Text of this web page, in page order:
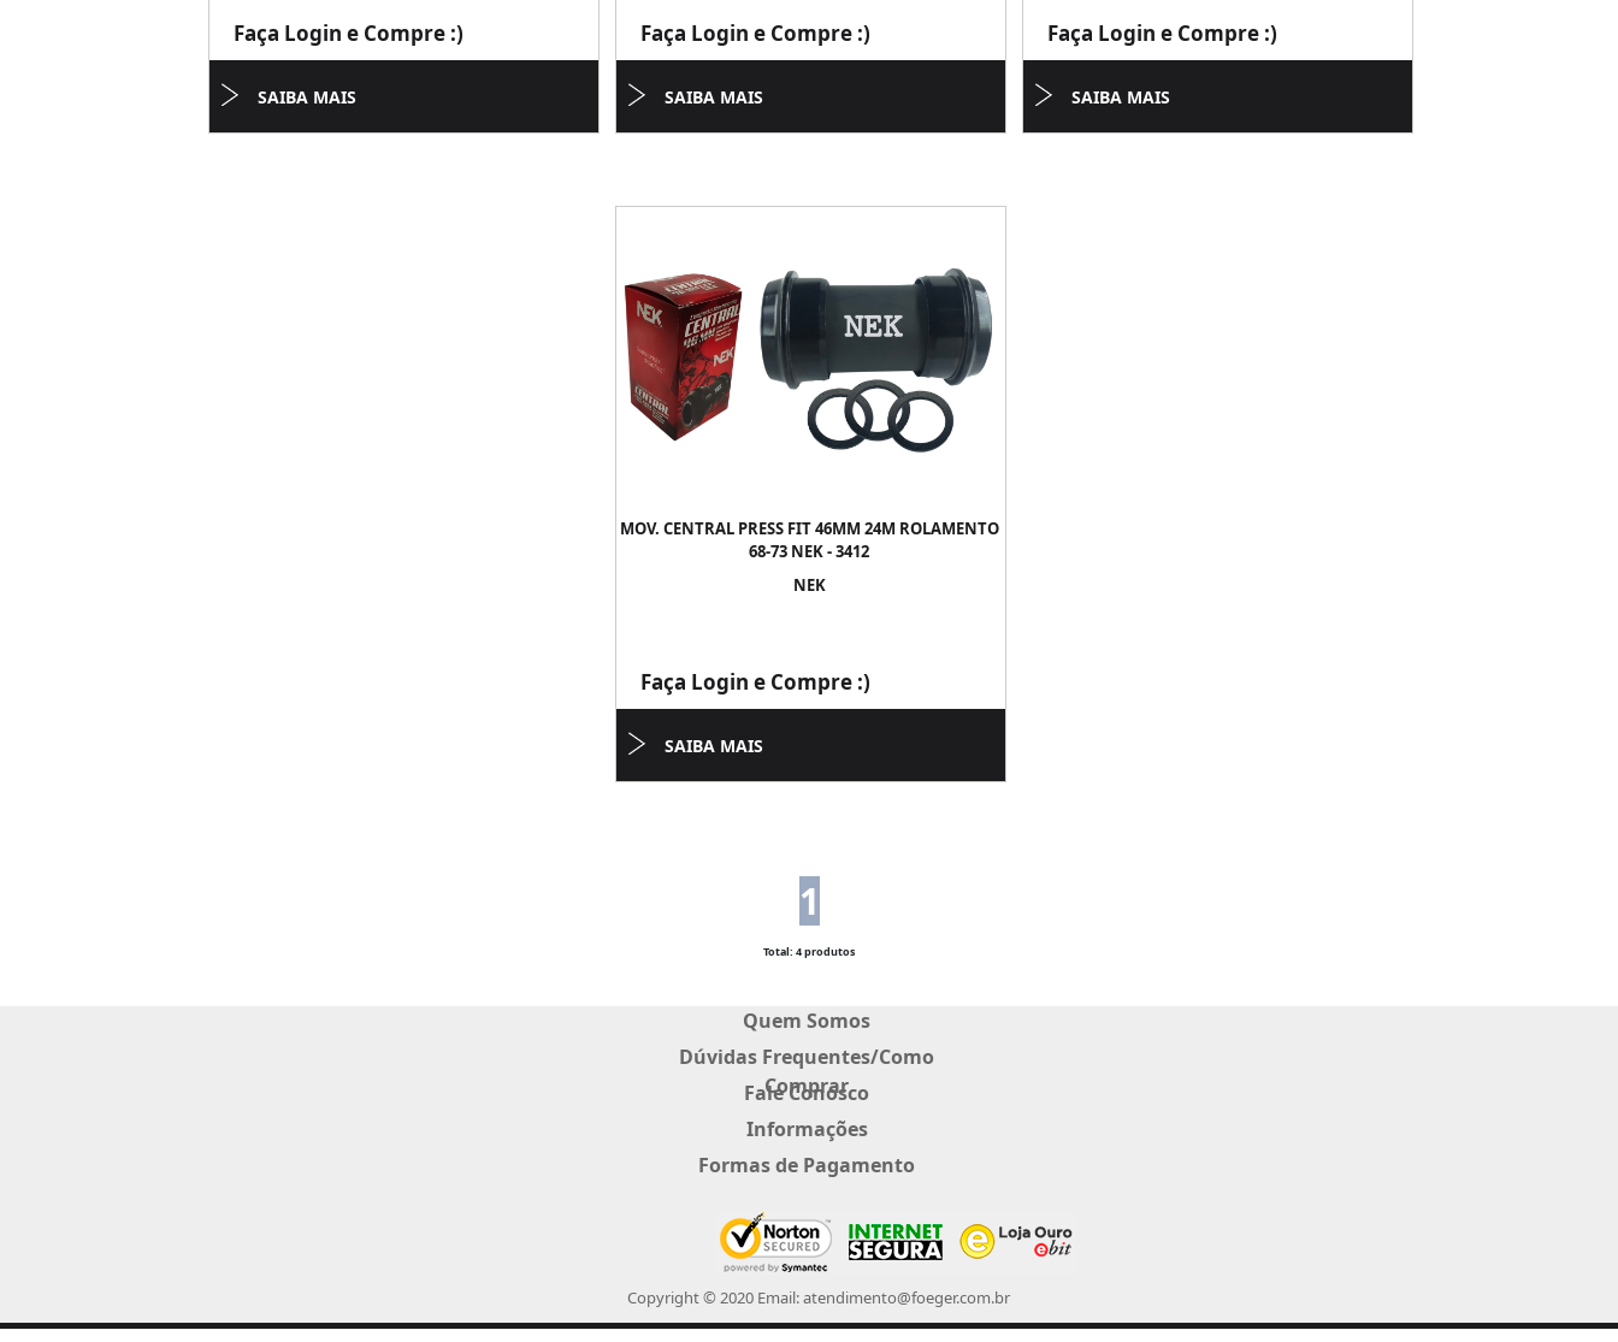
Faça Login e Compre :)
SAIBA MAIS
Faça Login e Compre :)
SAIBA MAIS
Faça Login e Compre :)
SAIBA MAIS
MOV. CENTRAL PRESS FIT 46MM 24M ROLAMENTO
68-73 NEK - 3412
NEK
Faça Login e Compre :)
SAIBA MAIS
1
Total: 4 produtos
Quem Somos
Dúvidas Frequentes/Como
Comprar
Fale Conosco
Informações
Formas de Pagamento
Copyright © 2020 Email: atendimento@foeger.com.br